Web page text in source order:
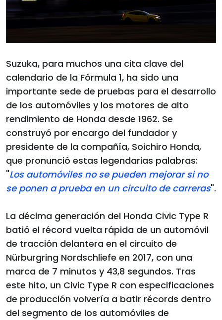
Suzuka, para muchos una cita clave del
calendario de la Fórmula 1, ha sido una
importante sede de pruebas para el desarrollo
de los automóviles y los motores de alto
rendimiento de Honda desde 1962. Se
construyó por encargo del fundador y
presidente de la compañía, Soichiro Honda,
que pronunció estas legendarias palabras:
"Los automóviles no se pueden mejorar si no
se ponen a prueba en un circuito de carreras".
La décima generación del Honda Civic Type R
batió el récord vuelta rápida de un automóvil
de tracción delantera en el circuito de
Nürburgring Nordschliefe en 2017, con una
marca de 7 minutos y 43,8 segundos. Tras
este hito, un Civic Type R con especificaciones
de producción volvería a batir récords dentro
del segmento de los automóviles de